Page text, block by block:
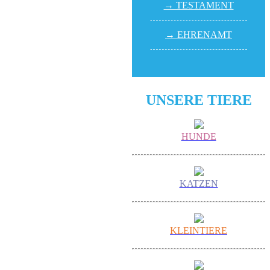
→ TESTA­MENT
→ EHREN­AMT
UNSERE TIERE
HUNDE
KATZEN
KLEINTIERE